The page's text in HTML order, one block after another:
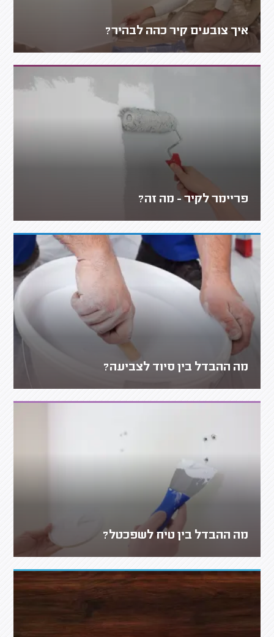
איך צובעים קיר כהה לבהיר?
פריימר לקיר - מה זה?
מה ההבדל בין סיוד לצביעה?
מה ההבדל בין טיח לשפכטל?